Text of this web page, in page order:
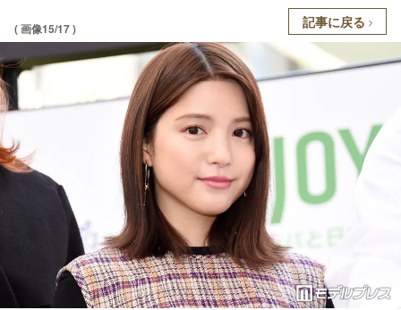
( 画像15/17 ) 記事に戻る